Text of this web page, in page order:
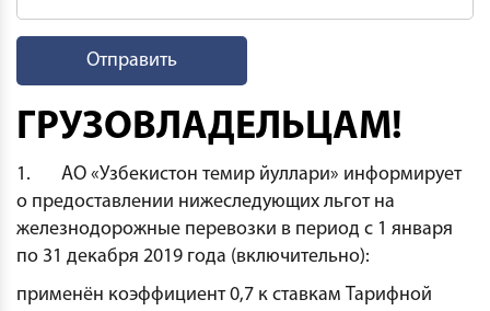
ГРУЗОВЛАДЕЛЬЦАМ!
1. АО «Узбекистон темир йуллари» информирует
о предоставлении нижеследующих льгот на
железнодорожные перевозки в период с 1 января
по 31 декабря 2019 года (включительно):
применён коэффициент 0,7 к ставкам Тарифной